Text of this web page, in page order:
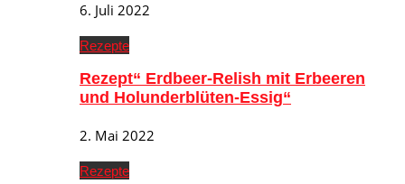
6. Juli 2022
Rezepte
Rezept“ Erdbeer-Relish mit Erbeeren
und Holunderblüten-Essig“
2. Mai 2022
Rezepte